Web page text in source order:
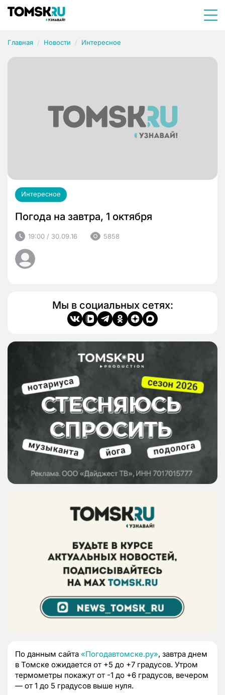
Главная Новости Интересное
Интересное
Погода на завтра, 1 октября
19:00 / 30.09.16 5858
Мы в социальных сетях:
По данным сайта «Погодавтомске.ру», завтра днем
в Томске ожидается от +5 до +7 градусов. Утром
термометры покажут от -1 до +6 градусов, вечером
— от 1 до 5 градусов выше нуля.